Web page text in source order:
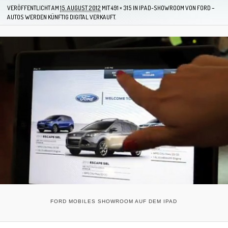
VERÖFFENTLICHT AM 15. AUGUST 2012 MIT491 × 315 IN IPAD-SHOWROOM VON FORD –
AUTOS WERDEN KÜNFTIG DIGITAL VERKAUFT.
FORD MOBILES SHOWROOM AUF DEM IPAD